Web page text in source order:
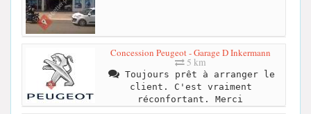
Concession Peugeot - Garage D Inkermann
5 km
Toujours prêt à arranger le
client. C'est vraiment
réconfortant. Merci